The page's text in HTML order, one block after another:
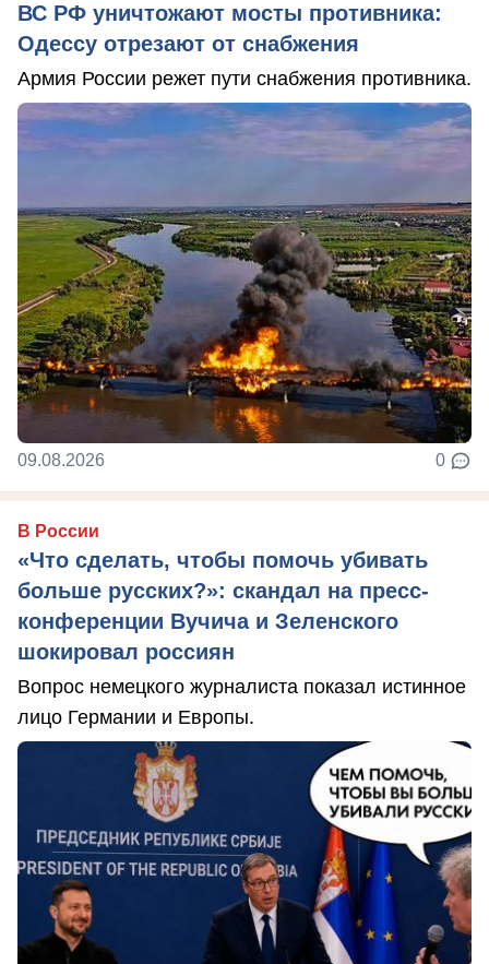
ВС РФ уничтожают мосты противника:
Одессу отрезают от снабжения
Армия России режет пути снабжения противника.
09.08.2026 0
В России
«Что сделать, чтобы помочь убивать
больше русских?»: скандал на пресс-
конференции Вучича и Зеленского
шокировал россиян
Вопрос немецкого журналиста показал истинное
лицо Германии и Европы.